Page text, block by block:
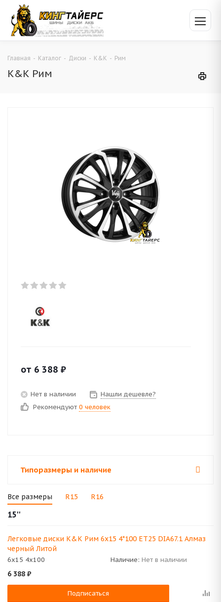
Главная - Каталог - Диски - K&K - Рим
K&K Рим
от 6 388 ₽
Нет в наличии
Нашли дешевле?
Рекомендуют 0 человек
Типоразмеры и наличие
Все размеры R15 R16
15''
Легковые диски K&K Рим 6x15 4*100 ET25 DIA67.1 Алмаз
черный Литой
6x15 4x100 Наличие: Нет в наличии
6 388 ₽
Подписаться